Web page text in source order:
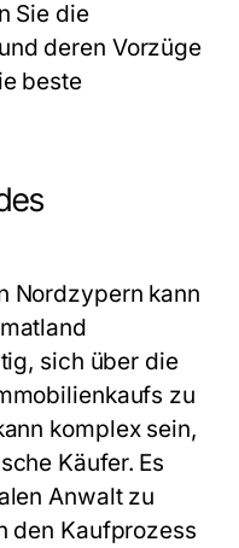
Sie die
deren Vorzüge
beste
Nordzypern kann
sich über die
zu
komplex sein,
Käufer. Es
Anwalt zu
den Kaufprozess